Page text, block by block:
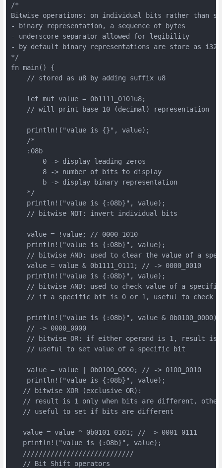
/*
Bitwise operations: on individual bits rather than
- binary representation, a sequence of bytes
- underscore separator allowed for legibility
- by default binary representations are store as i32
*/
fn main() {
    // stored as u8 by adding suffix u8
    let mut value = 0b1111_0101u8;
    // will print base 10 (decimal) representation
    println!("value is {}", value);
    /*
    :08b
        0 -> display leading zeros
        8 -> number of bits to display
        b -> display binary representation
    */
    println!("value is {:08b}", value);
    // bitwise NOT: invert individual bits
    value = !value; // 0000_1010
    println!("value is {:08b}", value);
// bitwise AND: used to clear the value of a
    value = value & 0b1111_0111; // -> 0000_0010
    println!("value is {:08b}", value);
// bitwise AND: used to check value of a
// if a specific bit is 0 or 1, useful to check
println!("value is {:08b}", value &
    // -> 0000_0000
// bitwise OR: if either operand is 1, result is
    // useful to set value of a specific bit
    value = value | 0b0100_0000; // -> 0100_0010
    println!("value is {:08b}", value);
   // bitwise XOR (exclusive OR):
// result is 1 only when bits are different,
   // useful to set if bits are different
   value = value ^ 0b0101_0101; // -> 0001_0111
   println!("value is {:08b}", value);
   ////////////////////////////
   // Bit Shift operators